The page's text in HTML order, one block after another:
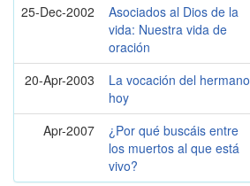
25-Dec-2002
Asociados al Dios de la
vida: Nuestra vida de
oración
20-Apr-2003
La vocación del hermano
hoy
Apr-2007
¿Por qué buscáis entre
los muertos al que está
vivo?